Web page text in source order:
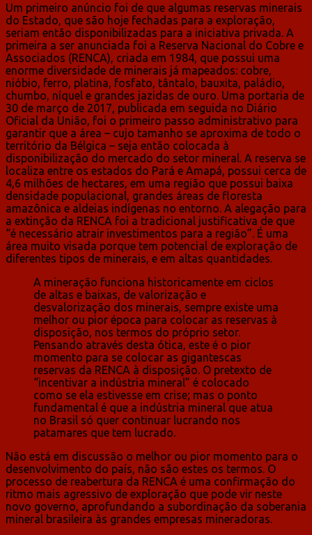
Um primeiro anúncio foi de que algumas reservas minerais
do Estado, que são hoje fechadas para a exploração,
seriam então disponibilizadas para a iniciativa privada. A
primeira a ser anunciada foi a Reserva Nacional do Cobre e
Associados (RENCA), criada em 1984, que possui uma
enorme diversidade de minerais já mapeados: cobre,
nióbio, ferro, platina, fosfato, tântalo, bauxita, paládio,
chumbo, níquel e grandes jazidas de ouro. Uma portaria de
30 de março de 2017, publicada em seguida no Diário
Oficial da União, foi o primeiro passo administrativo para
garantir que a área – cujo tamanho se aproxima de todo o
território da Bélgica – seja então colocada à
disponibilização do mercado do setor mineral. A reserva se
localiza entre os estados do Pará e Amapá, possui cerca de
4,6 milhões de hectares, em uma região que possui baixa
densidade populacional, grandes áreas de floresta
amazônica e aldeias indígenas no entorno. A alegação para
a extinção da RENCA foi a tradicional justificativa de que
“é necessário atrair investimentos para a região”. É uma
área muito visada porque tem potencial de exploração de
diferentes tipos de minerais, e em altas quantidades.
A mineração funciona historicamente em ciclos
de altas e baixas, de valorização e
desvalorização dos minerais, sempre existe uma
melhor ou pior época para colocar as reservas à
disposição, nos termos do próprio setor.
Pensando através desta ótica, este é o pior
momento para se colocar as gigantescas
reservas da RENCA à disposição. O pretexto de
“incentivar a indústria mineral” é colocado
como se ela estivesse em crise; mas o ponto
fundamental é que a indústria mineral que atua
no Brasil só quer continuar lucrando nos
patamares que tem lucrado.
Não está em discussão o melhor ou pior momento para o
desenvolvimento do país, não são estes os termos. O
processo de reabertura da RENCA é uma confirmação do
ritmo mais agressivo de exploração que pode vir neste
novo governo, aprofundando a subordinação da soberania
mineral brasileira às grandes empresas mineradoras.